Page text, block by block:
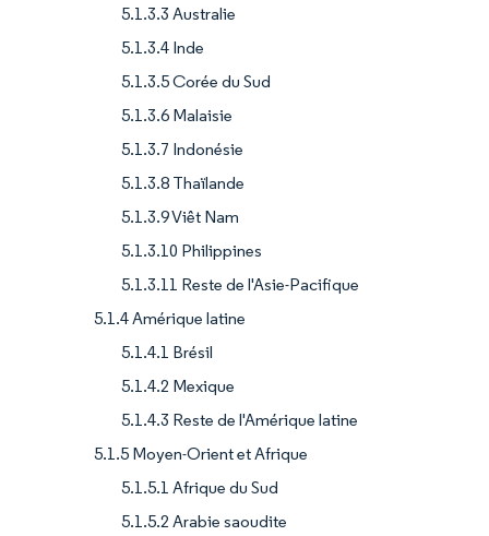
5.1.3.3 Australie
5.1.3.4 Inde
5.1.3.5 Corée du Sud
5.1.3.6 Malaisie
5.1.3.7 Indonésie
5.1.3.8 Thaïlande
5.1.3.9 Viêt Nam
5.1.3.10 Philippines
5.1.3.11 Reste de l'Asie-Pacifique
5.1.4 Amérique latine
5.1.4.1 Brésil
5.1.4.2 Mexique
5.1.4.3 Reste de l'Amérique latine
5.1.5 Moyen-Orient et Afrique
5.1.5.1 Afrique du Sud
5.1.5.2 Arabie saoudite